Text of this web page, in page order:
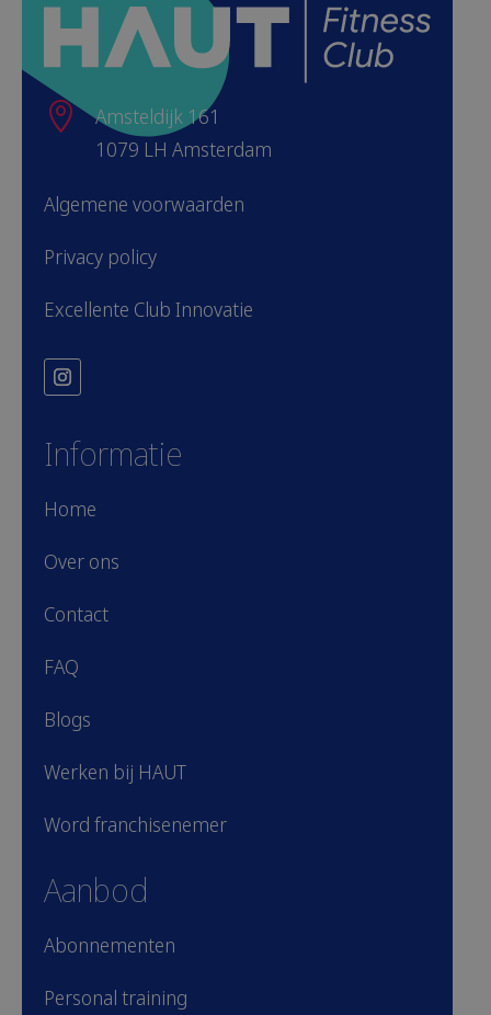

Amsteldijk 161
1079 LH Amsterdam
Algemene voorwaarden
Privacy policy
Excellente Club Innovatie
Informatie
Home
Over ons
Contact
FAQ
Blogs
Werken bij HAUT
Word franchisenemer
Aanbod
Abonnementen
Personal training